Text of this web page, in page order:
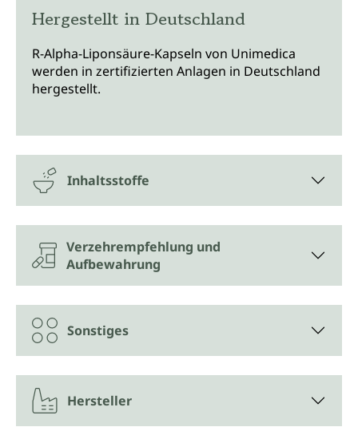
Hergestellt in Deutschland
R-Alpha-Liponsäure-Kapseln von Unimedica
werden in zertifizierten Anlagen in Deutschland
hergestellt.
Inhaltsstoffe
Verzehrempfehlung und
Aufbewahrung
Sonstiges
Hersteller